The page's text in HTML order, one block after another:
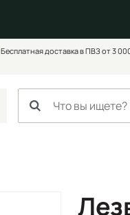
Бесплатная доставка в ПВЗ от 3